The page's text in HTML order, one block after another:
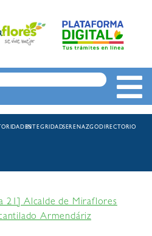
INTEGRIDADSERENAZGODIRECTORIO
21] Alcalde de Miraflores
Armendáriz